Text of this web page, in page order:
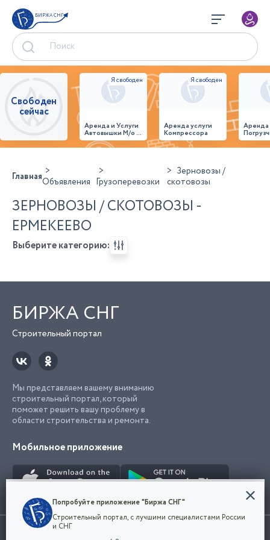
БИРЖА СНГ
Свободен
сейчас
Аренда и Услуги
Автовышки М/о г.
Домодедово
26,28,32 место
Аренда услуги
Компрессора
ГлавнаяОбъявления Грузоперевозки
Зерновозы /
скотовозы
ЗЕРНОВОЗЫ / СКОТОВОЗЫ -
ЕРМЕКЕЕВО
Выберите категорию:
БИРЖА СНГ
Строительный портал
Мы представляем вашему вниманию
строительный портал, который
поможет решить вашу проблему в
области строительства и ремонта.
Мобильное приложение
Использование сайта, в том числе подача объявлений, означает
Конфиденциальность
Мы используем файлы cookie, чтобы сделать
наш сайт удобным для каждого
Попробуйте приложение "Биржа СНГ"
Строительный портал, с лучшими специалистами России
и СНГ